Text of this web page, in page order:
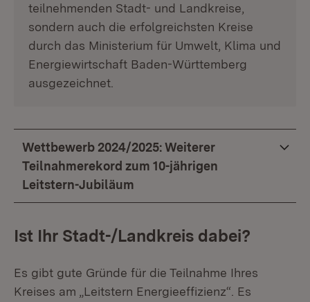
teilnehmenden Stadt- und Landkreise,
sondern auch die erfolgreichsten Kreise
durch das Ministerium für Umwelt, Klima und
Energiewirtschaft Baden-Württemberg
ausgezeichnet.
Wettbewerb 2024/2025: Weiterer
Teilnahmerekord zum 10-jährigen
Leitstern-Jubiläum
Ist Ihr Stadt-/Landkreis dabei?
Es gibt gute Gründe für die Teilnahme Ihres
Kreises am „Leitstern Energieeffizienz“. Es